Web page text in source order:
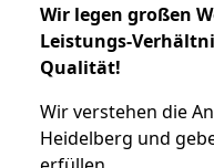
Wir legen großen
Leistungs-
Qualität!
Wir verstehen die
Heidelberg und